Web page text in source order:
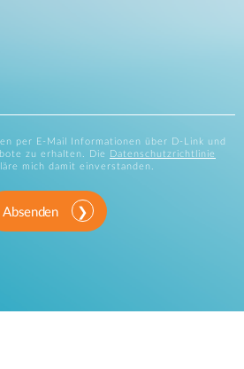
per E-Mail Informationen über D-Link und
zu erhalten. Die
Datenschutzrichtlinie
mich damit einverstanden.
Absenden